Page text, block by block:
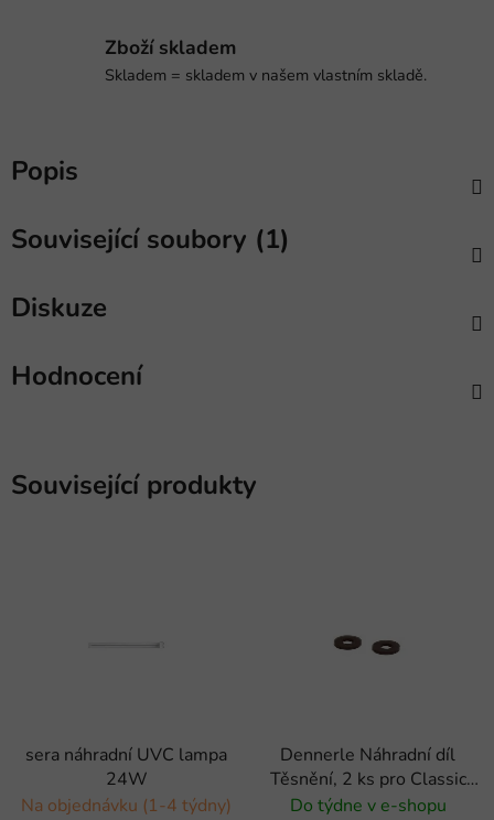
Zboží skladem
Skladem = skladem v našem vlastním skladě.
Popis
Související soubory (1)
Diskuze
Hodnocení
Související produkty
sera náhradní UVC lampa
24W
Na objednávku (1-4 týdny)
Dennerle Náhradní díl
Těsnění, 2 ks pro Classic
Line redukční ventil
Do týdne v e-shopu